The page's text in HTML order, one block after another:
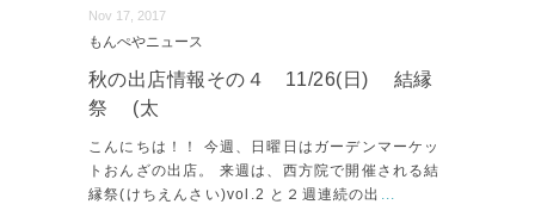
Nov 17, 2017
もんぺやニュース
秋の出店情報その４ 11/26(日) 結縁
祭 (太
こんにちは！！ 今週、日曜日はガーデンマーケッ
トおんざの出店。 来週は、西方院で開催される結
縁祭(けちえんさい)vol.2 と２週連続の出 ...